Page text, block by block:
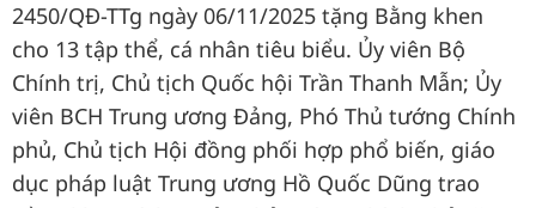
2450/QĐ-TTg ngày 06/11/2025 tặng Bằng khen
cho 13 tập thể, cá nhân tiêu biểu. Ủy viên Bộ
Chính trị, Chủ tịch Quốc hội Trần Thanh Mẫn; Ủy
viên BCH Trung ương Đảng, Phó Thủ tướng Chính
phủ, Chủ tịch Hội đồng phối hợp phổ biến, giáo
dục pháp luật Trung ương Hồ Quốc Dũng trao